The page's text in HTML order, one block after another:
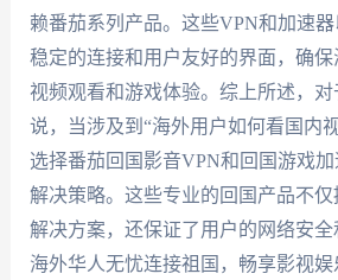
赖番茄系列产品。这些VPN和加速器
稳定的连接和用户友好的界面，确
视频观看和游戏体验。综上所述，
说，当涉及到“海外用户如何看国内
选择番茄回国影音VPN和回国游戏
解决策略。这些专业的回国产品不
解决方案，还保证了用户的网络安
海外华人无忧连接祖国，畅享影视娱